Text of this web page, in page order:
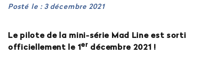
Posté le : 3 décembre 2021
Le pilote de la mini-série Mad Line est sorti
officiellement le 1er décembre 2021 !
Quelles sont les poursuites d’études ?